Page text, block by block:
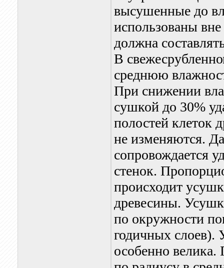
высушенные до
использованы
должна
В
среднюю
При снижении
сушкой до 30%
полостей клеток
не изменяются.
сопровождается
стенок.
происходит
древесины.
по окружности
годичных слоев).
особенно